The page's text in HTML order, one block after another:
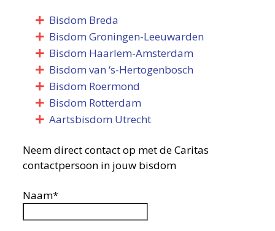
Bisdom Breda
Bisdom Groningen-Leeuwarden
Bisdom Haarlem-Amsterdam
Bisdom van ‘s-Hertogenbosch
Bisdom Roermond
Bisdom Rotterdam
Aartsbisdom Utrecht
Neem direct contact op met de Caritas
contactpersoon in jouw bisdom
Naam*